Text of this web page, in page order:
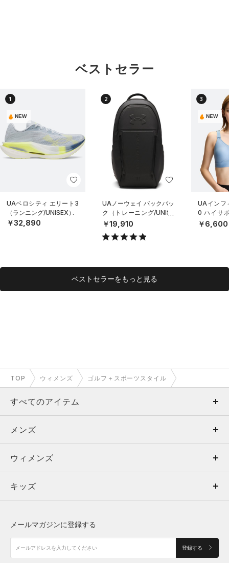
ベストセラー
1
NEW
UAベロシティ エリート3
（ランニング/UNISEX）
￥32,890
2
UAノーウェイ バックパッ
ク（トレーニング/UNISE
X）
￥19,910
3
NEW
UAインフ
0 ハイサ
ニング/
￥6,600
ベストセラーをもっと見る
TOP ウィメンズ ゴルフ＋スポーツスタイル
すべてのアイテム
メンズ
ウィメンズ
キッズ
アクセサリー
メンズ
トップス
ボトムス
アクセサリー
ウィメンズ
トップス
シューズ
キッズ
メールマガジンに登録する
登録する